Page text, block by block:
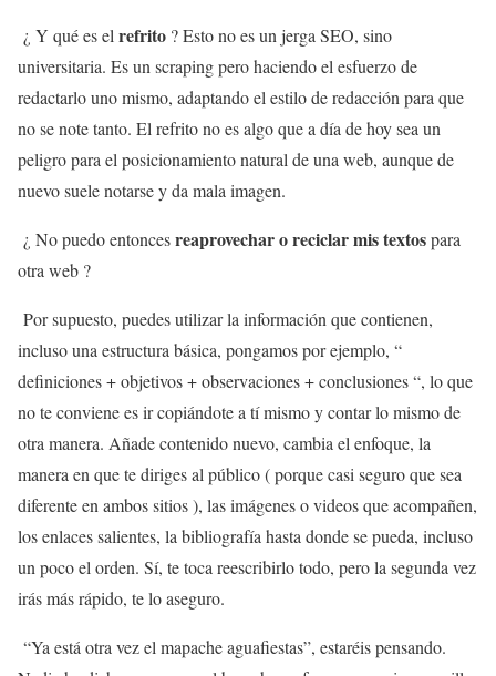
¿ Y qué es el refrito ? Esto no es un jerga SEO, sino
universitaria. Es un scraping pero haciendo el esfuerzo de
redactarlo uno mismo, adaptando el estilo de redacción para que
no se note tanto. El refrito no es algo que a día de hoy sea un
peligro para el posicionamiento natural de una web, aunque de
nuevo suele notarse y da mala imagen.
¿ No puedo entoncesreaprovechar o reciclar mis textospara
otra web ?
Por supuesto, puedes utilizar la información que contienen,
incluso una estructura básica, pongamos por ejemplo, “
definiciones + objetivos + observaciones + conclusiones “, lo que
no te conviene es ir copiándote a tí mismo y contar lo mismo de
otra manera. Añade contenido nuevo, cambia el enfoque, la
manera en que te diriges al público ( porque casi seguro que sea
diferente en ambos sitios ), las imágenes o videos que acompañen,
los enlaces salientes, la bibliografía hasta donde se pueda, incluso
un poco el orden. Sí, te toca reescribirlo todo, pero la segunda vez
irás más rápido, te lo aseguro.
“Ya está otra vez el mapache aguafiestas”, estaréis pensando.